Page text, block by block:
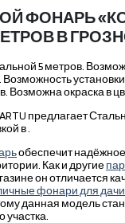
ФОНАРЬ
В
5 метров.
Возможность
Возможна окраска в
предлагает
в .
обеспечит
Как и другие
он отличается
фонари для дачи
данная модель